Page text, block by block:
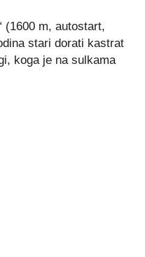
(1600 m, autostart,
stari dorati kastrat
koga je na sulkama